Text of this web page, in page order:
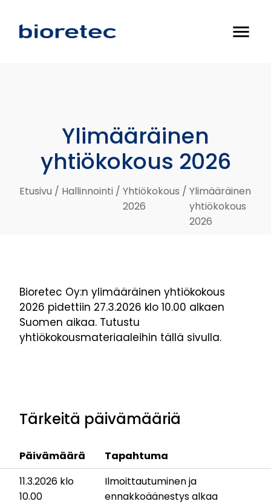
menu
Ylimääräinen
yhtiökokous 2026
Etusivu / Hallinnointi / Yhtiökokous
2026
/ Ylimääräinen
yhtiökokous
2026
Bioretec Oy:n ylimääräinen yhtiökokous
2026 pidettiin 27.3.2026 klo 10.00 alkaen
Suomen aikaa. Tutustu
yhtiökokousmateriaaleihin tällä sivulla.
Tärkeitä päivämääriä
Päivämäärä
Tapahtuma
11.3.2026 klo
10.00
Ilmoittautuminen ja
ennakkoäänestys alkaa